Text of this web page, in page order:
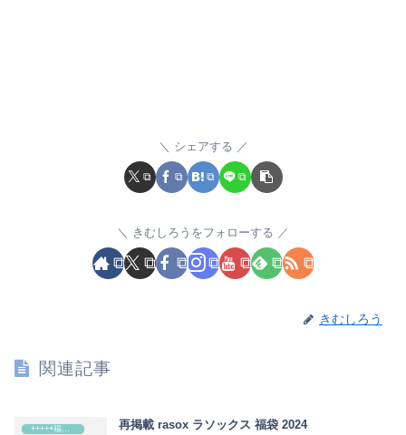
シェアする
きむしろうをフォローする
きむしろう
関連記事
+++++福袋++++++ 再掲載 rasox ラソックス 福袋 2024